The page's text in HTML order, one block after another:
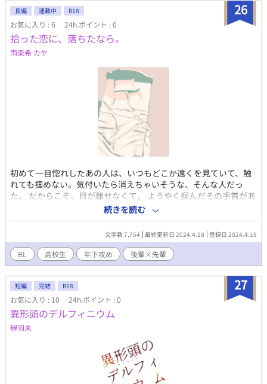
26
長編 連載中 R18
お気に入り : 6 24h.ポイント : 0
拾った恋に、落ちたなら。
雨楽希 カヤ
初めて一目惚れしたあの人は、いつもどこか遠くを見ていて、触
れても掴めない。気付いたら消えちゃいそうな、そんな人だっ
た。 だからこそ、目が離せなくて。 ようやく掴んだその手首があ
まりにも細くて驚いたけど、折らないように優しく引いて、腕の
中に収めるのに必死だった。 何度も何度も、あの人は泣いた。 消
えたいと泣いた。 死にたいと、泣いた。 それでもこれは、俺が拾
った恋だから。 一緒に溺れるよ、先輩。 「好きだよ。先輩」 俺
は絶対、あんたを一人にさせないから。 信じて。 ＊ 凄く簡単で
単純な登場人物紹介 ※追記されていきます ⚠︎︎関係性等、多少のネ
タバレ要素あり ・佐伯 和真(さえき かずま) 1-B。高身長で優男。
顔もいい。 女子が放っておけないタイプのイケメン。 好きになる
と一途で一直線。ノンケ。 ・円居 翔(まとい しょう) 2-C。儚い系
男子。マイペース。 運動が嫌い。本が好き。女子にモテる。バ
イ。 過去の出来事がきっかけで死にたがっている。 ・佐々木 鳴海
(ささき なるみ) 2-C。眼鏡男子。文武両道。 円居とは幼稚園から
の幼馴染。 女子にモテるが根っからのゲイ。 円居と同じ過去を抱
えている。 ・羽柴 夏樹(はしば なつき) 1-B。16歳。おっぱい大好
きなノンケ。 元気っ子。バカ。チビ。空手部黒帯。 ・佐々木 凪音
(ささき なおと) 1-B。16歳。鳴海の実の弟。 ノンケ。彼女持ち。
続きを読む
文字数 7,754 最終更新日 2024.4.18 登録日 2024.4.18
BL 高校生 年下攻め 後輩×先輩
27
短編 完結 R18
お気に入り : 10 24h.ポイント : 0
異形頭のデルフィニウム
硯羽未